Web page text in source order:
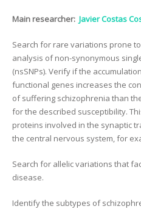
Main researcher: Javier Costas
Search for rare variations prone
analysis of non-synonymous
(nsSNPs). Verify if the
functional genes increases the
of suffering schizophrenia than
for the described susceptibility.
proteins involved in the synaptic
the central nervous system, for
Search for allelic variations that
disease.
Identify the subtypes of